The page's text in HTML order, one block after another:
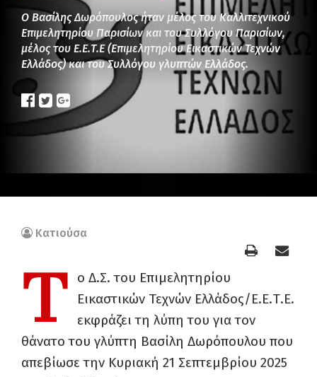
Ο Βασίλης Δωρόπουλος ήταν μέλος του Καλλιτεχνικού
Επιμελητηρίου Παρισίων και του Συλλόγου Παρισίων,
μέλος του Ε.Ε.Τ.Ε (Επιμελητηρίου Εικαστικών Τεχνών
Ελλάδος) και του Συλλόγου γλυπτών Ελλάδος.
Κατιούσα
Τ
ο Δ.Σ. του Επιμελητηρίου
Εικαστικών Τεχνών Ελλάδος/Ε.Ε.Τ.Ε.
εκφράζει τη λύπη του για τον
θάνατο του γλύπτη Βασίλη Δωρόπουλου που
απεβίωσε την Κυριακή 21 Σεπτεμβρίου 2025